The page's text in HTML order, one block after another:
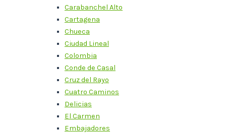
Carabanchel Alto
Cartagena
Chueca
Ciudad Lineal
Colombia
Conde de Casal
Cruz del Rayo
Cuatro Caminos
Delicias
El Carmen
Embajadores